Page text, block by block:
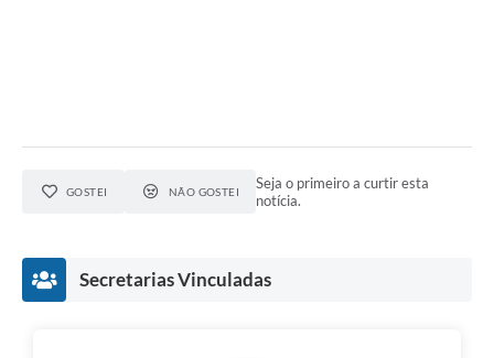
GOSTEI NÃO GOSTEI
Seja o primeiro a curtir esta
notícia.
Secretarias Vinculadas